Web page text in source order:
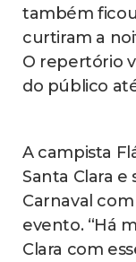
também
curtiram a
O repertório
do público
A campista
Santa Clara e
Carnaval
evento. “Há
Clara com